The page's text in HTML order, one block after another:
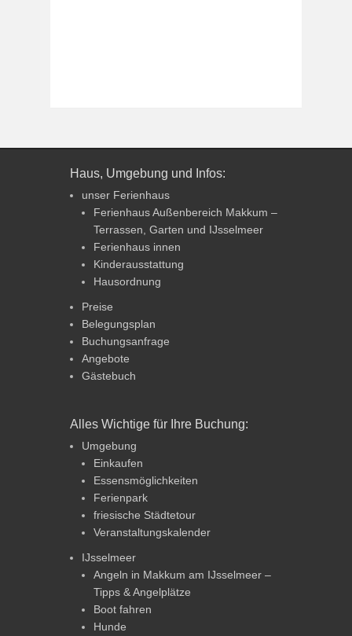
Haus, Umgebung und Infos:
unser Ferienhaus
Ferienhaus Außenbereich Makkum –
Terrassen, Garten und IJsselmeer
Ferienhaus innen
Kinderausstattung
Hausordnung
Preise
Belegungsplan
Buchungsanfrage
Angebote
Gästebuch
Alles Wichtige für Ihre Buchung:
Umgebung
Einkaufen
Essensmöglichkeiten
Ferienpark
friesische Städtetour
Veranstaltungskalender
IJsselmeer
Angeln in Makkum am IJsselmeer –
Tipps & Angelplätze
Boot fahren
Hunde